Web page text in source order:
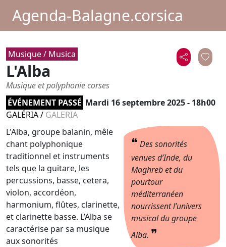
Agenda-Balagne.corsica
Musique / Musica
L'Alba
Musique et polyphonie corses
ÉVÉNEMENT PASSÉ Mardi 16 septembre 2025 - 18h00
GALÉRIA/ GALERIA
❝ Des sonorités
venues d’Inde, du
Maghreb et du
pourtour
méditerranéen
nourrissent l’univers
musical du groupe
Alba. ❞
L'Alba, groupe balanin, mêle
chant polyphonique
traditionnel et instruments
tels que la guitare, les
percussions, basse, cetera,
violon, accordéon,
harmonium, flûtes, clarinette,
et clarinette basse. L’Alba se
caractérise par sa musique
aux sonorités